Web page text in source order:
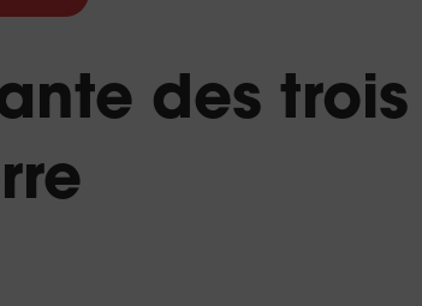
des trois